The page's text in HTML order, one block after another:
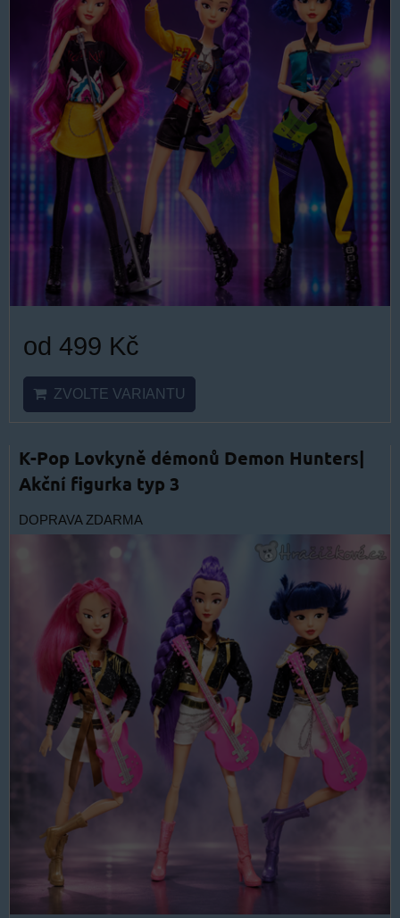
od 499 Kč
ZVOLTE VARIANTU
K-Pop Lovkyně démonů Demon Hunters|
Akční figurka typ 3
DOPRAVA ZDARMA